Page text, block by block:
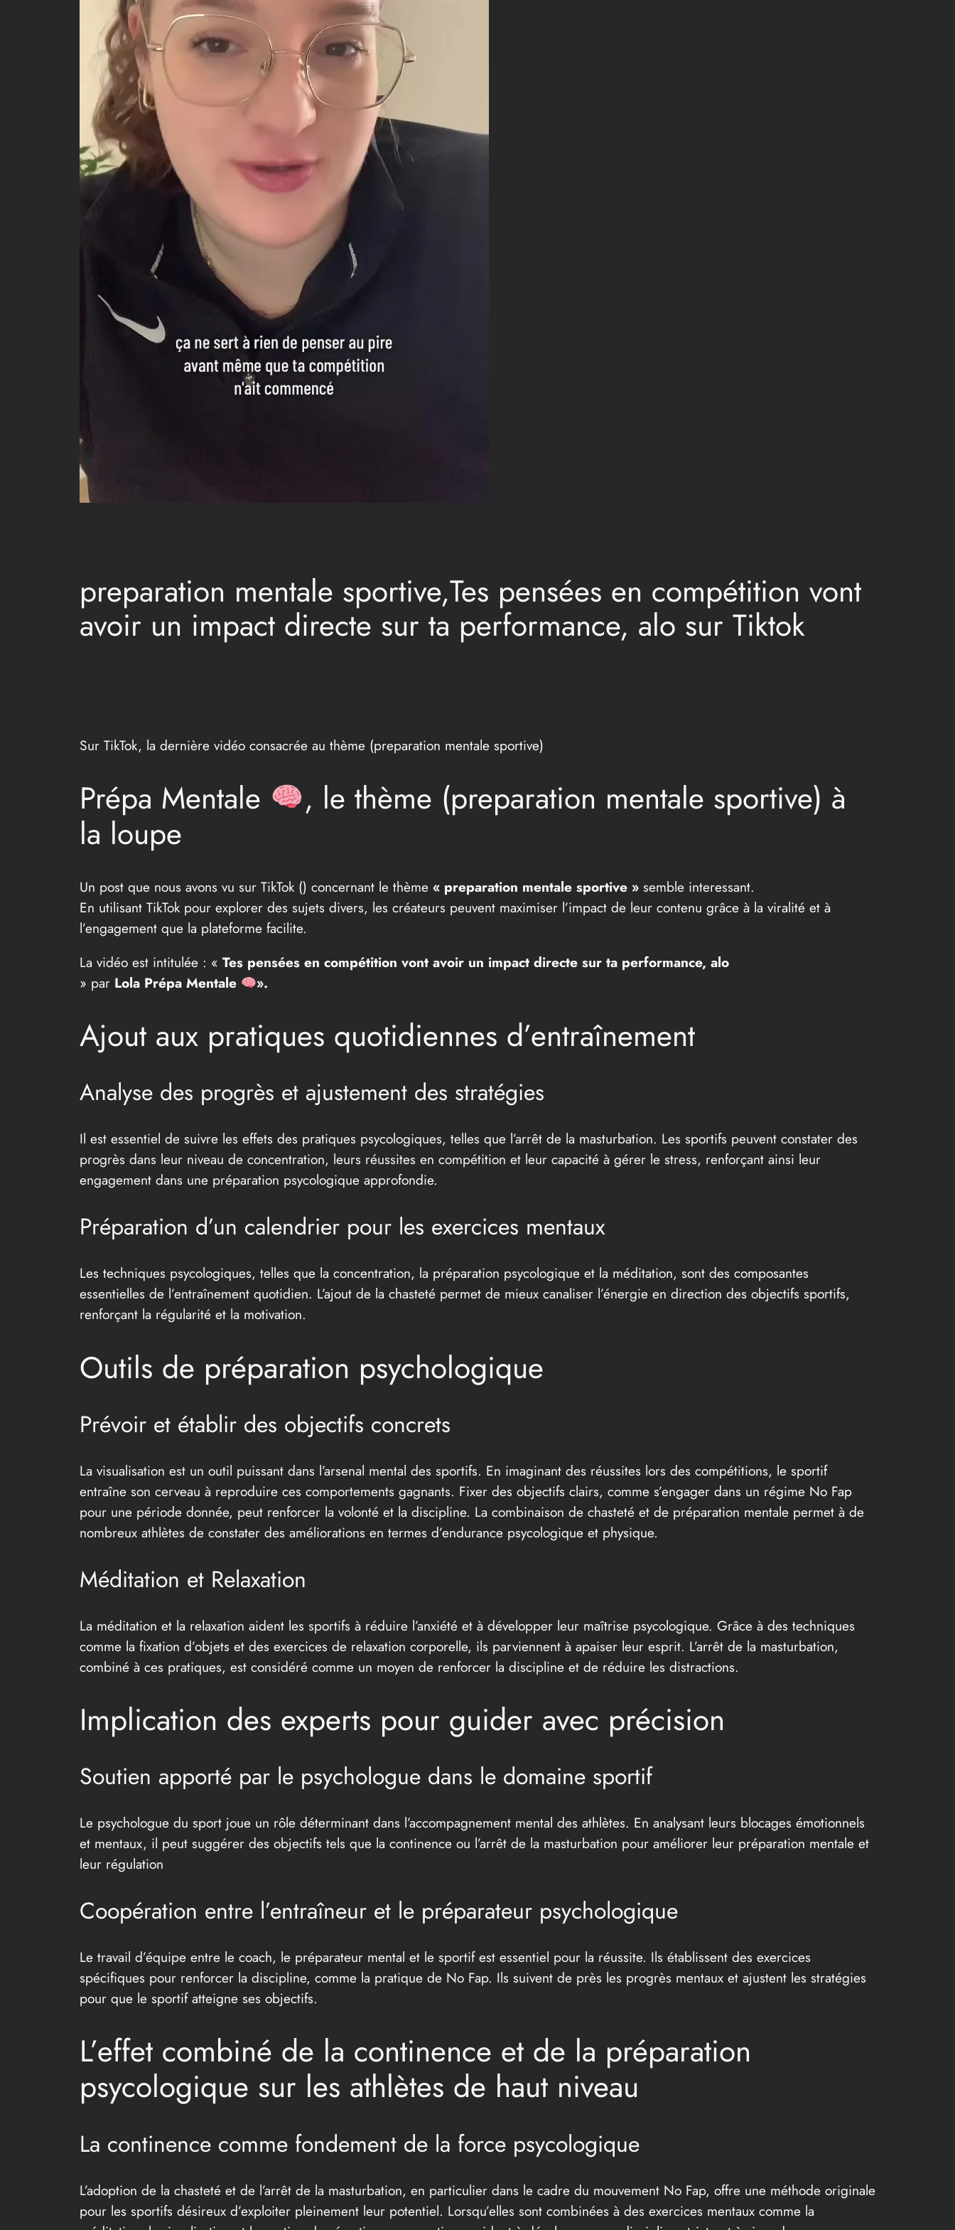
preparation mentale sportive,Tes pensées en compétition vont
avoir un impact directe sur ta performance, alo sur Tiktok
Sur TikTok, la dernière vidéo consacrée au thème (preparation mentale sportive)
Prépa Mentale
, le thème (preparation mentale sportive) à
la loupe
Un post que nous avons vu sur TikTok () concernant le thème « preparation mentale sportive » semble interessant.
En utilisant TikTok pour explorer des sujets divers, les créateurs peuvent maximiser l’impact de leur contenu grâce à la viralité et à
l’engagement que la plateforme facilite.
La vidéo est intitulée : « Tes pensées en compétition vont avoir un impact directe sur ta performance, alo
» par Lola Prépa Mentale ».
Ajout aux pratiques quotidiennes d’entraînement
Analyse des progrès et ajustement des stratégies
Il est essentiel de suivre les effets des pratiques psycologiques, telles que l’arrêt de la masturbation. Les sportifs peuvent constater des
progrès dans leur niveau de concentration, leurs réussites en compétition et leur capacité à gérer le stress, renforçant ainsi leur
engagement dans une préparation psycologique approfondie.
Préparation d’un calendrier pour les exercices mentaux
Les techniques psycologiques, telles que la concentration, la préparation psycologique et la méditation, sont des composantes
essentielles de l’entraînement quotidien. L’ajout de la chasteté permet de mieux canaliser l’énergie en direction des objectifs sportifs,
renforçant la régularité et la motivation.
Outils de préparation psychologique
Prévoir et établir des objectifs concrets
La visualisation est un outil puissant dans l’arsenal mental des sportifs. En imaginant des réussites lors des compétitions, le sportif
entraîne son cerveau à reproduire ces comportements gagnants. Fixer des objectifs clairs, comme s’engager dans un régime No Fap
pour une période donnée, peut renforcer la volonté et la discipline. La combinaison de chasteté et de préparation mentale permet à de
nombreux athlètes de constater des améliorations en termes d’endurance psycologique et physique.
Méditation et Relaxation
La méditation et la relaxation aident les sportifs à réduire l’anxiété et à développer leur maîtrise psycologique. Grâce à des techniques
comme la fixation d’objets et des exercices de relaxation corporelle, ils parviennent à apaiser leur esprit. L’arrêt de la masturbation,
combiné à ces pratiques, est considéré comme un moyen de renforcer la discipline et de réduire les distractions.
Implication des experts pour guider avec précision
Soutien apporté par le psychologue dans le domaine sportif
Le psychologue du sport joue un rôle déterminant dans l’accompagnement mental des athlètes. En analysant leurs blocages émotionnels
et mentaux, il peut suggérer des objectifs tels que la continence ou l’arrêt de la masturbation pour améliorer leur préparation mentale et
leur régulation
Coopération entre l’entraîneur et le préparateur psychologique
Le travail d’équipe entre le coach, le préparateur mental et le sportif est essentiel pour la réussite. Ils établissent des exercices
spécifiques pour renforcer la discipline, comme la pratique de No Fap. Ils suivent de près les progrès mentaux et ajustent les stratégies
pour que le sportif atteigne ses objectifs.
L’effet combiné de la continence et de la préparation
psycologique sur les athlètes de haut niveau
La continence comme fondement de la force psycologique
L’adoption de la chasteté et de l’arrêt de la masturbation, en particulier dans le cadre du mouvement No Fap, offre une méthode originale
pour les sportifs désireux d’exploiter pleinement leur potentiel. Lorsqu’elles sont combinées à des exercices mentaux comme la